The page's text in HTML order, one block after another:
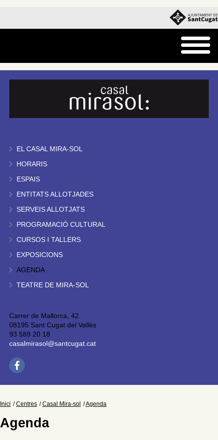
EL CASAL MIRA-SOL
HORARIS
ESPAIS
ENTITATS ALLOTJADES
SERVEIS ALLOTJATS
PROGRAMACIÓ CULTURAL
CURSOS I TALLERS
EXPOSICIONS
AGENDA
TEATRE DE MIRA-SOL
Carrer de Mallorca, 42
08195 Sant Cugat del Vallès
93 589 20 18
casalmirasol@santcugat.cat
Inici Centres Casal Mira-sol Agenda
Agenda